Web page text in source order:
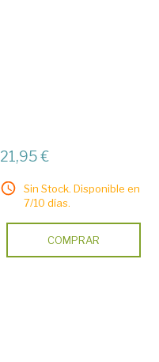
21,95 €
Sin Stock. Disponible en
7/10 días.
COMPRAR